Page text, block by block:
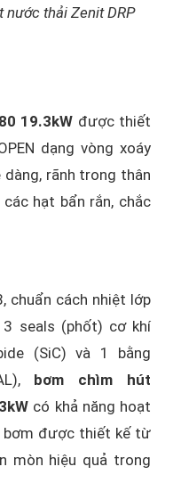
nước thải Zenit DRP
19.3kW được thiết
dạng vòng xoáy
rãnh trong thân
hạt bẩn rắn, chắc
chuẩn cách nhiệt lớp
seals (phốt) cơ khí
(SiC) và 1 bằng
bơm chìm hút
có khả năng hoạt
bơm được thiết kế từ
mòn hiệu quả trong